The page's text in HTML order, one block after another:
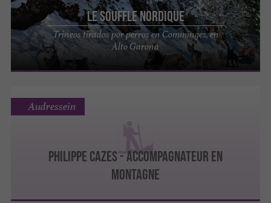
Le Souffle Nordique
Trineos tirados por perros en Comminges, en
Alto Garona
PHILIPPE CAZES - ACCOMPAGNATEUR EN
MONTAGNE
Audressein